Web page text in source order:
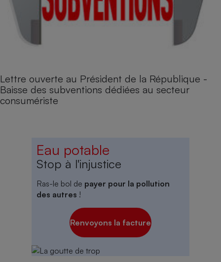
Lettre ouverte au Président de la République -
Baisse des subventions dédiées au secteur
consumériste
Eau potable
Stop à l'injustice
Ras-le bol de payer pour la pollution
des autres !
Renvoyons la facture